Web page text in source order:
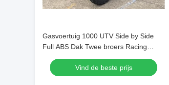
Gasvoertuig 1000 UTV Side by Side
Full ABS Dak Twee broers Racing
Uitlaat
Vind de beste prijs